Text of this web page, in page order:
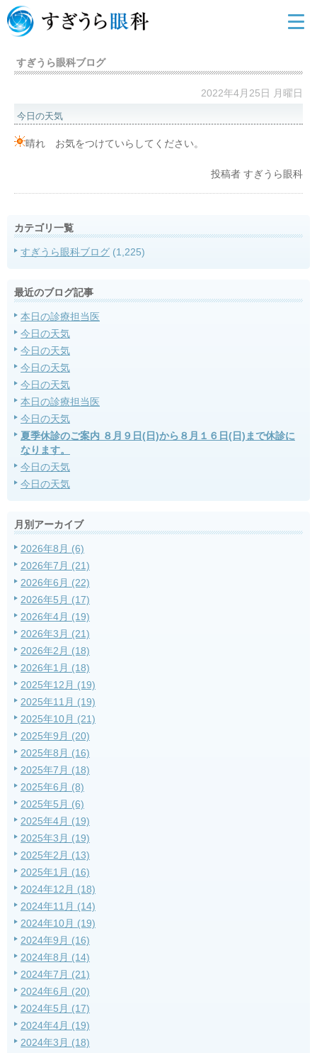
すぎうら眼科ブログ
2022年4月25日 月曜日
今日の天気
晴れ お気をつけていらしてください。
投稿者 すぎうら眼科
カテゴリ一覧
すぎうら眼科ブログ (1,225)
最近のブログ記事
本日の診療担当医
今日の天気
今日の天気
今日の天気
今日の天気
本日の診療担当医
今日の天気
夏季休診のご案内 ８月９日(日)から８月１６日(日)まで休診に
なります。
今日の天気
今日の天気
月別アーカイブ
2026年8月 (6)
2026年7月 (21)
2026年6月 (22)
2026年5月 (17)
2026年4月 (19)
2026年3月 (21)
2026年2月 (18)
2026年1月 (18)
2025年12月 (19)
2025年11月 (19)
2025年10月 (21)
2025年9月 (20)
2025年8月 (16)
2025年7月 (18)
2025年6月 (8)
2025年5月 (6)
2025年4月 (19)
2025年3月 (19)
2025年2月 (13)
2025年1月 (16)
2024年12月 (18)
2024年11月 (14)
2024年10月 (19)
2024年9月 (16)
2024年8月 (14)
2024年7月 (21)
2024年6月 (20)
2024年5月 (17)
2024年4月 (19)
2024年3月 (18)